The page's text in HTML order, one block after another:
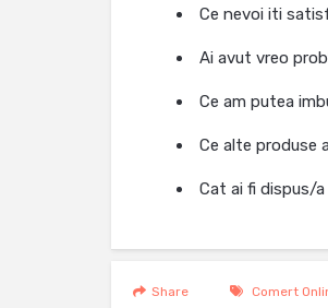
Ce nevoi iti
Ai avut vreo
Ce am putea
Ce alte produse
Cat ai fi dispus/
Comert
Share